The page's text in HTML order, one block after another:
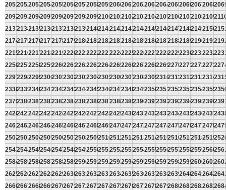
205120522053205420552056205720582059206020612062206320642065206620672068
209220932094209520962097209820992100210121022103210421052106210721082109
213321342135213621372138213921402141214221432144214521462147214821492150
217421752176217721782179218021812182218321842185218621872188218921902191
221522162217221822192220222122222223222422252226222722282229223022312232
225622572258225922602261226222632264226522662267226822692270227122722273
229722982299230023012302230323042305230623072308230923102311231223132314
233823392340234123422343234423452346234723482349235023512352235323542355
237923802381238223832384238523862387238823892390239123922393239423952396
242024212422242324242425242624272428242924302431243224332434243524362437
246124622463246424652466246724682469247024712472247324742475247624772478
250225032504250525062507250825092510251125122513251425152516251725182519
254325442545254625472548254925502551255225532554255525562557255825592560
258425852586258725882589259025912592259325942595259625972598259926002601
262526262627262826292630263126322633263426352636263726382639264026412642
266626672668266926702671267226732674267526762677267826792680268126822683